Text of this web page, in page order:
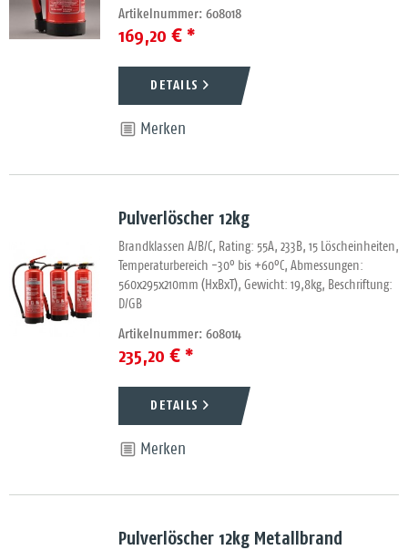
Artikelnummer: 608018
169,20 € *
DETAILS
Merken
Pulverlöscher 12kg
Brandklassen A/B/C, Rating: 55A, 233B, 15 Löscheinheiten,
Temperaturbereich -30° bis +60°C, Abmessungen:
560x295x210mm (HxBxT), Gewicht: 19,8kg, Beschriftung:
D/GB
Artikelnummer: 608014
235,20 € *
DETAILS
Merken
Pulverlöscher 12kg Metallbrand